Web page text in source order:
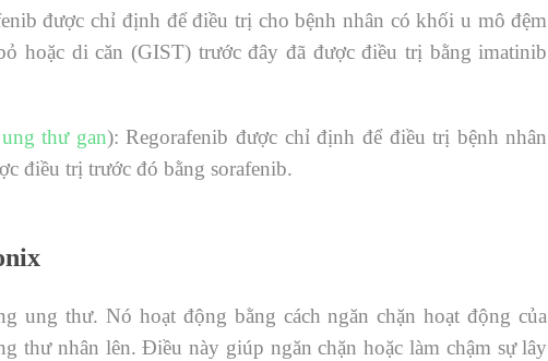
được chỉ định để điều trị cho bệnh nhân có khối u mô đệm
hoặc di căn (GIST) trước đây đã được điều trị bằng imatinib
ung thư gan): Regorafenib được chỉ định để điều trị bệnh nhân
điều trị trước đó bằng sorafenib.
ung thư. Nó hoạt động bằng cách ngăn chặn hoạt động của
thư nhân lên. Điều này giúp ngăn chặn hoặc làm chậm sự lây